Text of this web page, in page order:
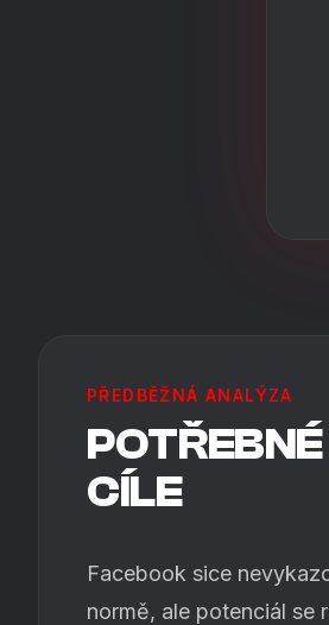
PŘEDBĚŽNÁ ANALÝZA
CÍLE
Facebook sice
normě, ale potenciál se